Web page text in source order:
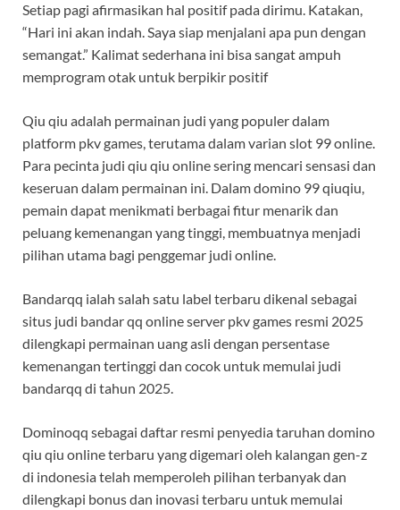
Setiap pagi afirmasikan hal positif pada dirimu. Katakan,
“Hari ini akan indah. Saya siap menjalani apa pun dengan
semangat.” Kalimat sederhana ini bisa sangat ampuh
memprogram otak untuk berpikir positif
Qiu qiu adalah permainan judi yang populer dalam
platform pkv games, terutama dalam varian slot 99 online.
Para pecinta judi qiu qiu online sering mencari sensasi dan
keseruan dalam permainan ini. Dalam domino 99 qiuqiu,
pemain dapat menikmati berbagai fitur menarik dan
peluang kemenangan yang tinggi, membuatnya menjadi
pilihan utama bagi penggemar judi online.
Bandarqq ialah salah satu label terbaru dikenal sebagai
situs judi bandar qq online server pkv games resmi 2025
dilengkapi permainan uang asli dengan persentase
kemenangan tertinggi dan cocok untuk memulai judi
bandarqq di tahun 2025.
Dominoqq sebagai daftar resmi penyedia taruhan domino
qiu qiu online terbaru yang digemari oleh kalangan gen-z
di indonesia telah memperoleh pilihan terbanyak dan
dilengkapi bonus dan inovasi terbaru untuk memulai